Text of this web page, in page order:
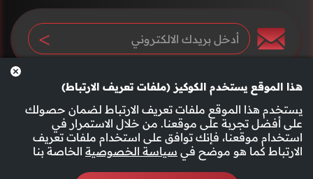
هذا الموقع يستخدم الكوكيز (ملفات تعريف الارتباط)
يستخدم هذا الموقع ملفات تعريف الارتباط لضمان حصولك
على أفضل تجربة على موقعنا. من خلال الاستمرار في
استخدام موقعنا، فإنك توافق على استخدام ملفات تعريف
الارتباط كما هو موضح في سياسة الخصوصية الخاصة بنا سياسة الخصوصية الأحكام والشروط